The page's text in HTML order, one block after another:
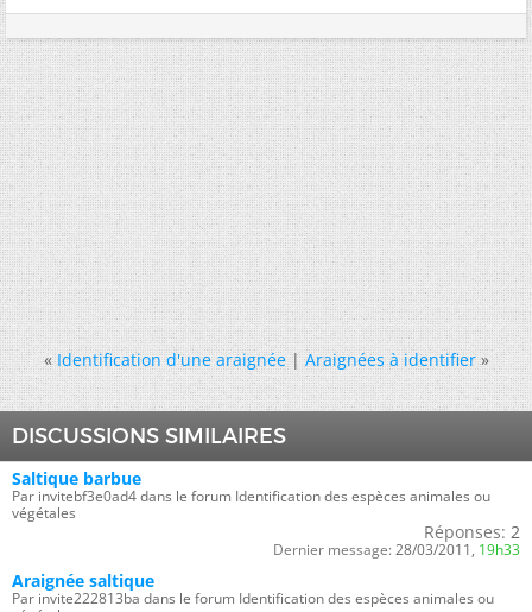
« Identification d'une araignée|Araignées à identifier »
DISCUSSIONS SIMILAIRES
Saltique barbue
Par invitebf3e0ad4 dans le forum Identification des espèces animales ou
végétales
Réponses: 2
Dernier message: 28/03/2011, 19h33
Araignée saltique
Par invite222813ba dans le forum Identification des espèces animales ou